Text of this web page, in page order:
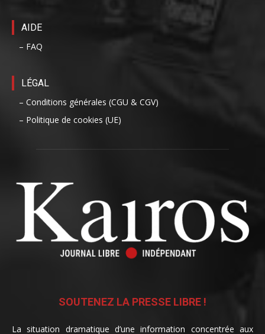
AIDE
– FAQ
LÉGAL
– Conditions générales (CGU & CGV)
– Politique de cookies (UE)
SOUTENEZ LA PRESSE LIBRE !
La situation dramatique d’une information concentrée aux